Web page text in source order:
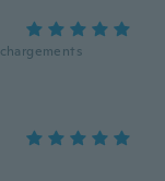
chargements